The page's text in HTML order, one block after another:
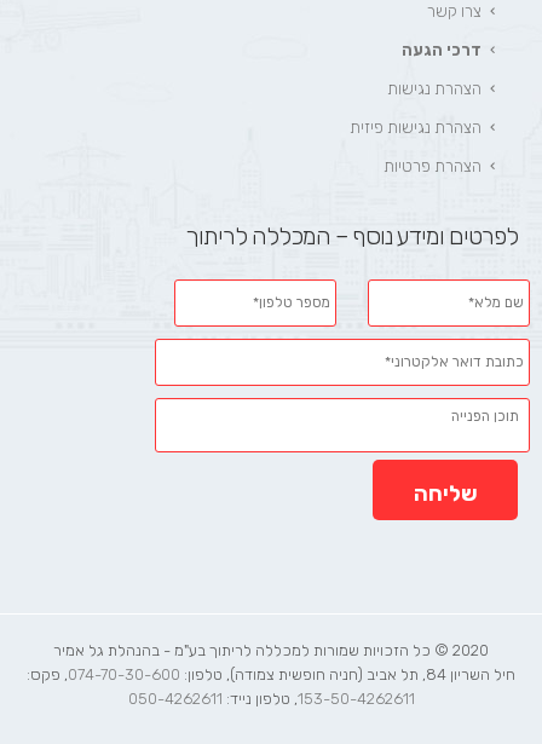
צרו קשר
דרכי הגעה
הצהרת נגישות
הצהרת נגישות פיזית
הצהרת פרטיות
לפרטים ומידע נוסף – המכללה לריתוך
2020 © כל הזכויות שמורות למכללה לריתוך בע"מ - בהנהלת גל אמיר
חיל השריון 84, תל אביב (חניה חופשית צמודה), טלפון:
074-70-30-600, פקס:
153-50-4262611, טלפון נייד: 050-4262611